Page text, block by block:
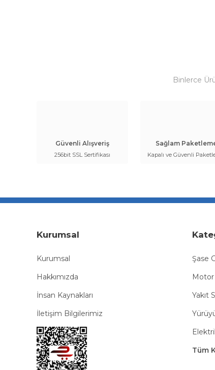
Binlerce
Güvenli Alışveriş
256bit SSL Sertifikası
Sağlam
Kapalı ve Güvenli
Kurumsal
Kurumsal
Hakkımızda
İnsan Kaynakları
İletişim Bilgilerimiz
Şase
Yakıt
Tüm